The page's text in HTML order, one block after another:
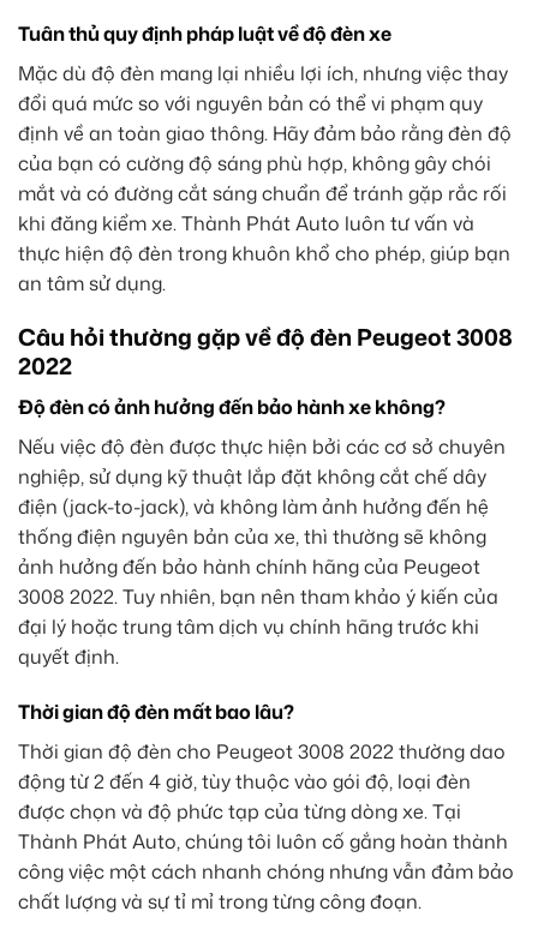
Tuân thủ quy định pháp luật về độ đèn xe
Mặc dù độ đèn mang lại nhiều lợi ích, nhưng việc thay
đổi quá mức so với nguyên bản có thể vi phạm quy
định về an toàn giao thông. Hãy đảm bảo rằng đèn độ
của bạn có cường độ sáng phù hợp, không gây chói
mắt và có đường cắt sáng chuẩn để tránh gặp rắc rối
khi đăng kiểm xe. Thành Phát Auto luôn tư vấn và
thực hiện độ đèn trong khuôn khổ cho phép, giúp bạn
an tâm sử dụng.
Câu hỏi thường gặp về độ đèn Peugeot 3008
2022
Độ đèn có ảnh hưởng đến bảo hành xe không?
Nếu việc độ đèn được thực hiện bởi các cơ sở chuyên
nghiệp, sử dụng kỹ thuật lắp đặt không cắt chế dây
điện (jack-to-jack), và không làm ảnh hưởng đến hệ
thống điện nguyên bản của xe, thì thường sẽ không
ảnh hưởng đến bảo hành chính hãng của Peugeot
3008 2022. Tuy nhiên, bạn nên tham khảo ý kiến của
đại lý hoặc trung tâm dịch vụ chính hãng trước khi
quyết định.
Thời gian độ đèn mất bao lâu?
Thời gian độ đèn cho Peugeot 3008 2022 thường dao
động từ 2 đến 4 giờ, tùy thuộc vào gói độ, loại đèn
được chọn và độ phức tạp của từng dòng xe. Tại
Thành Phát Auto, chúng tôi luôn cố gắng hoàn thành
công việc một cách nhanh chóng nhưng vẫn đảm bảo
chất lượng và sự tỉ mỉ trong từng công đoạn.